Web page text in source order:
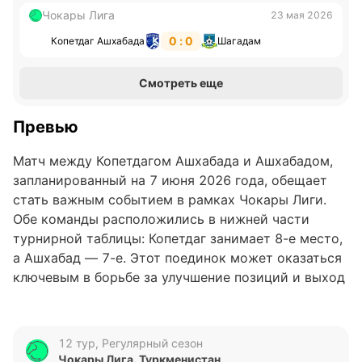
Чокары Лига 23 мая 2026
Копетдаг Ашхабада 0 : 0 Шагадам
Смотреть еще
Превью
Матч между Копетдагом Ашхабада и Ашхабадом,
запланированный на 7 июня 2026 года, обещает
стать важным событием в рамках Чокары Лиги.
Обе команды расположились в нижней части
турнирной таблицы: Копетдаг занимает 8-е место,
а Ашхабад — 7-е. Этот поединок может оказаться
ключевым в борьбе за улучшение позиций и выход
12 тур, Регулярный сезон
Чокары Лига. Туркменистан